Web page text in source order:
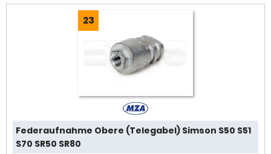
23
Federaufnahme Obere (Telegabel) Simson S50 S51
S70 SR50 SR80